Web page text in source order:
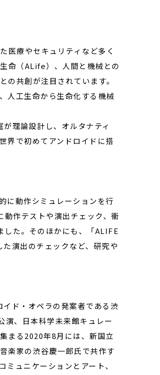
医療やセキュリティなど多く
命（ALife）、人間と機械との
共創が注目されています。
人工生命から生命化する機械
理論設計し、オルタナティ
界で初めてアンドロイドに搭
に動作シミュレーションを行
作テストや演出チェック、衝
した。そのほかにも、「ALIFE
演出のチェックなど、研究や
ド・オペラの発案者である渋
、日本科学未来館キュレー
まる2020年8月には、新国立
楽家の渋谷慶一郎氏で共作す
ュニケーションとアート、